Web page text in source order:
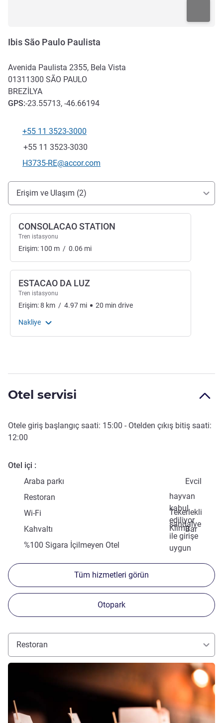
Ibis São Paulo Paulista
Avenida Paulista 2355, Bela Vista
01311300 SÃO PAULO
BREZILYA
GPS:-23.55713, -46.66194
Telefon
+55 11 3523-3000
Faks
+55 11 3523-3030
İletişim için e-posta
H3735-RE@accor.com
Erişim ve ulaşım
Erişim ve Ulaşım (2)
CONSOLACAO STATION
Tren istasyonu
Erişim: 100 m / 0.06 mi
ESTACAO DA LUZ
Tren istasyonu
Erişim:8 km / 4.97 mi 20 min drive
Nakliye
Otel servisi
Otele giriş başlangıç saati: 15:00 - Otelden çıkış bitiş saati:
12:00
Otel içi
Araba parkı
Evcil
hayvan
kabul
ediliyor
Restoran
Tekerlekli
sandalye
ile girişe
uygun
Wi-Fi
Klima
Kahvaltı
Bar
%100 Sigara İçilmeyen Otel
Tüm hizmetleri görün
Otopark
Restoran
Ayrıntıları göster